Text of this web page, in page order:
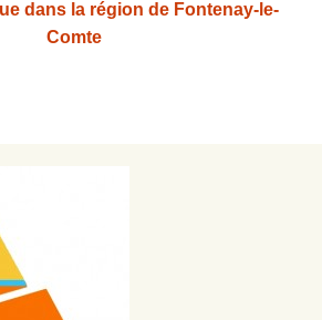
dans la région de Fontenay-le-
Comte